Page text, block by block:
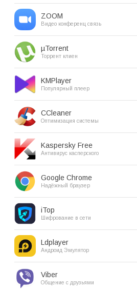
ZOOM
Видео конференц связь
µTorrent
Торрент клиен
KMPlayer
Популярный плеер
CCleaner
Оптимизация системы
Kaspersky Free
Антивирус касперского
Google Chrome
Надёжный браузер
iTop
Шифрование в сети
Ldplayer
Андроид Эмулятор
Viber
Общение с друзьями